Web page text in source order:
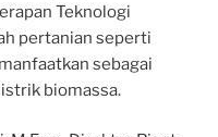
Teknologi
pertanian seperti
sebagai
biomassa.